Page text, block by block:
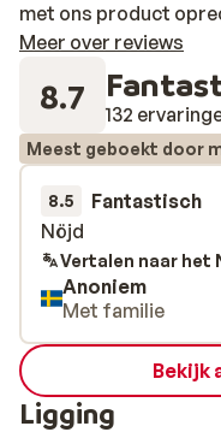
met ons product
Meer over reviews
8.7 132
Meest geboekt door
8.5 Fantastisch
Nöjd
Nöjd
Vertalen naar het
Anoniem
Met familie
Bekijk
Ligging